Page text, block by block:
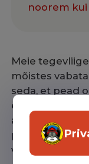
noorem kui
Meie
mõistes
seda, et pead
ennetustöös
astme
päästetöödes
vabatahtliku